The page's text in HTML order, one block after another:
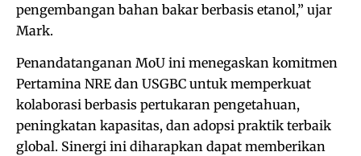
pengembangan bahan bakar berbasis etanol,” ujar
Mark.
Penandatanganan MoU ini menegaskan komitmen
Pertamina NRE dan USGBC untuk memperkuat
kolaborasi berbasis pertukaran pengetahuan,
peningkatan kapasitas, dan adopsi praktik terbaik
global. Sinergi ini diharapkan dapat memberikan